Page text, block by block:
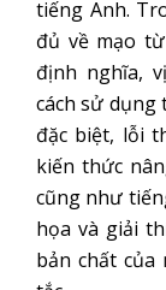
tiếng Anh.
đủ về mạo
định nghĩa,
cách sử
đặc biệt, lỗi
kiến thức
cũng như
họa và giải
bản chất của